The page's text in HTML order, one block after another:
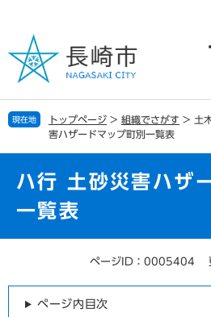
の
で
す
ー
ば
し
現在地 トップページ > 組織でさがす > 土
害ハザードマップ町別一覧表
ハ行 土砂災害ハザ
一覧表
ページID：0005404
ページ内目次